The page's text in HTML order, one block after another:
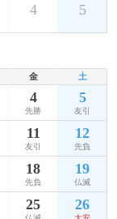
4 5
金 土
4
先勝
5
友引
11
友引
12
先負
18
先負
19
仏滅
25 26